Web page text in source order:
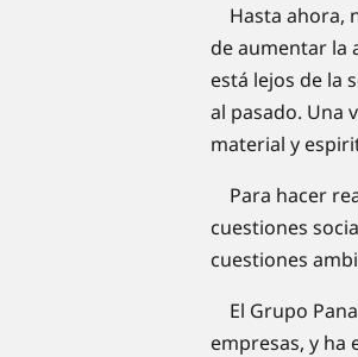
Hasta ahora,
de aumentar la
está lejos de la
al pasado. Una
material y
Para hacer
cuestiones
cuestiones
El Grupo
empresas, y ha